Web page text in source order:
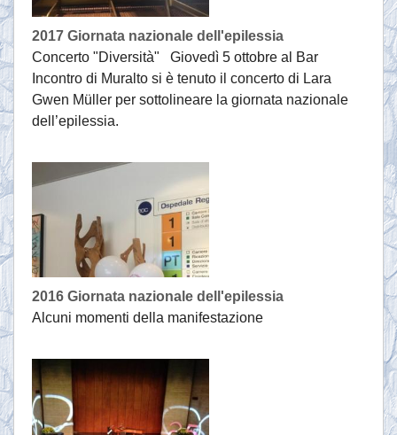
2017 Giornata nazionale dell'epilessia
Concerto "Diversità" Giovedì 5 ottobre al Bar
Incontro di Muralto si è tenuto il concerto di Lara
Gwen Müller per sottolineare la giornata nazionale
dell’epilessia.
2016 Giornata nazionale dell'epilessia
Alcuni momenti della manifestazione